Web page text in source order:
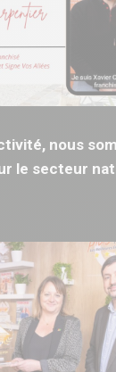
nous
le secteur